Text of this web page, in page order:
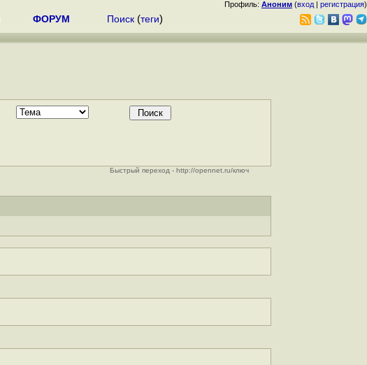
Профиль: Аноним (вход | регистрация)
ФОРУМ Поиск (теги)
Быстрый переход - http://opennet.ru/ключ